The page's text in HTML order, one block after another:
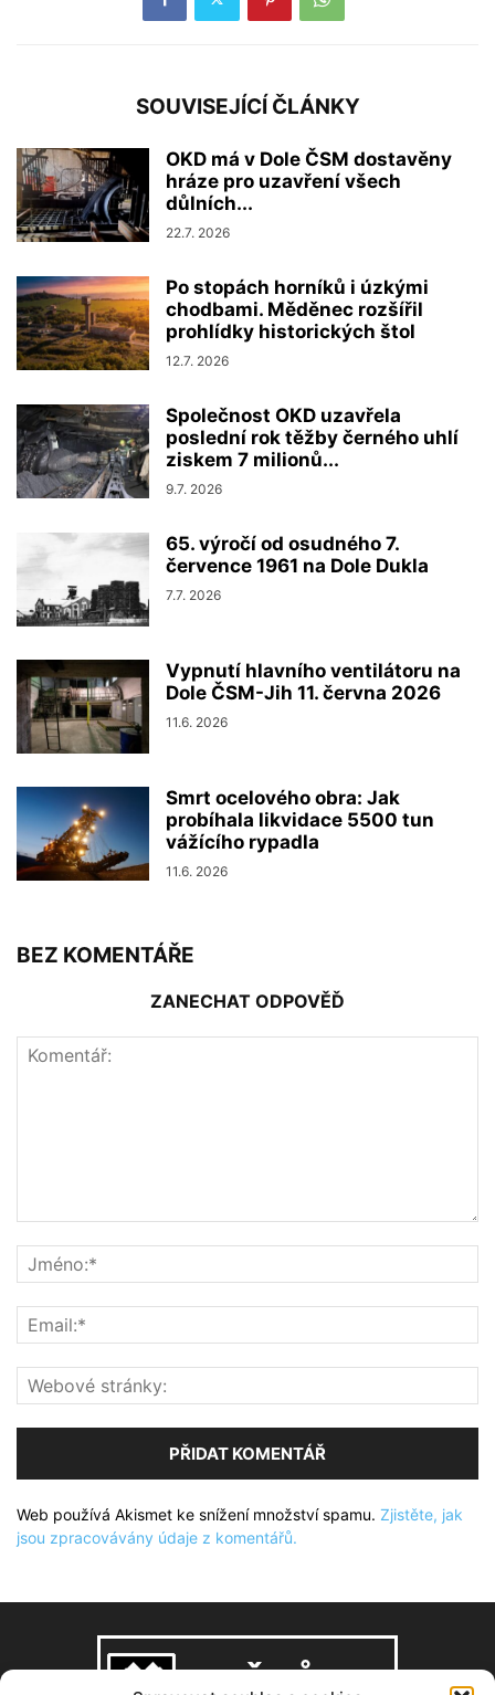
SOUVISEJÍCÍ ČLÁNKY
OKD má v Dole ČSM dostavěny
hráze pro uzavření všech
důlních...
22.7. 2026
Po stopách horníků i úzkými
chodbami. Měděnec rozšířil
prohlídky historických štol
12.7. 2026
Společnost OKD uzavřela
poslední rok těžby černého uhlí
ziskem 7 milionů...
9.7. 2026
65. výročí od osudného 7.
července 1961 na Dole Dukla
7.7. 2026
Vypnutí hlavního ventilátoru na
Dole ČSM-Jih 11. června 2026
11.6. 2026
Smrt ocelového obra: Jak
probíhala likvidace 5500 tun
vážícího rypadla
11.6. 2026
BEZ KOMENTÁŘE
ZANECHAT ODPOVĚĎ
Web používá Akismet ke snížení množství spamu. Zjistěte, jak
jsou zpracovávány údaje z komentářů.